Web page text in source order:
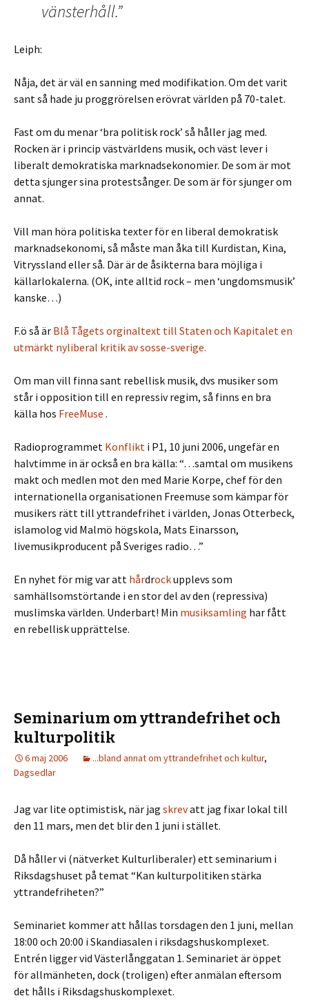
vänsterhåll.”
Leiph:
Nåja, det är väl en sanning med modifikation. Om det varit
sant så hade ju proggrörelsen erövrat världen på 70-talet.
Fast om du menar ‘bra politisk rock’ så håller jag med.
Rocken är i princip västvärldens musik, och väst lever i
liberalt demokratiska marknadsekonomier. De som är mot
detta sjunger sina protestsånger. De som är för sjunger om
annat.
Vill man höra politiska texter för en liberal demokratisk
marknadsekonomi, så måste man åka till Kurdistan, Kina,
Vitryssland eller så. Där är de åsikterna bara möjliga i
källarlokalerna. (OK, inte alltid rock – men ‘ungdomsmusik’
kanske…)
F.ö så är Blå Tågets orginaltext till Staten och Kapitalet en
utmärkt nyliberal kritik av sosse-sverige.
Om man vill finna sant rebellisk musik, dvs musiker som
står i opposition till en repressiv regim, så finns en bra
källa hos FreeMuse .
Radioprogrammet Konflikt i P1, 10 juni 2006, ungefär en
halvtimme in är också en bra källa: “…samtal om musikens
makt och medlen mot den med Marie Korpe, chef för den
internationella organisationen Freemuse som kämpar för
musikers rätt till yttrandefrihet i världen, Jonas Otterbeck,
islamolog vid Malmö högskola, Mats Einarsson,
livemusikproducent på Sveriges radio…”
En nyhet för mig var att hårdrockupplevs som
samhällsomstörtande i en stor del av den (repressiva)
muslimska världen. Underbart! Min musiksamling har fått
en rebellisk upprättelse.
Seminarium om yttrandefrihet och
kulturpolitik
6 maj 2006 ...bland annat om yttrandefrihet och kultur,
Dagsedlar
Jag var lite optimistisk, när jag skrevatt jag fixar lokal till
den 11 mars, men det blir den 1 juni i stället.
Då håller vi (nätverket Kulturliberaler) ett seminarium i
Riksdagshuset på temat “Kan kulturpolitiken stärka
yttrandefriheten?”
Seminariet kommer att hållas torsdagen den 1 juni, mellan
18:00 och 20:00 i Skandiasalen i riksdagshuskomplexet.
Entrén ligger vid Västerlånggatan 1. Seminariet är öppet
för allmänheten, dock (troligen) efter anmälan eftersom
det hålls i Riksdagshuskomplexet.